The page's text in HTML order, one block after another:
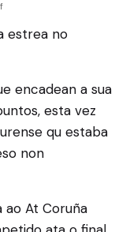
estrea no
encadean a sua
esta vez
qu estaba
non
ao At Coruña